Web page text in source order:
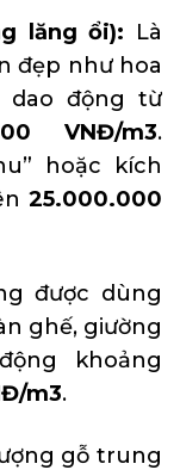
lăng ổi): Là
đẹp như hoa
dao động từ
VNĐ/m3.
hoặc kích
25.000.000
được dùng
ghế, giường
khoảng
m3.
gỗ trung